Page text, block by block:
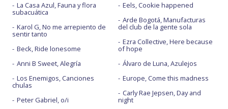
La Casa Azul, Fauna y flora
subacuática
Karol G, No me arrepiento de
sentir tanto
Beck, Ride lonesome
Anni B Sweet, Alegría
Los Enemigos, Canciones
chulas
Peter Gabriel, o/i
Eels, Cookie happened
Arde Bogotá, Manufacturas
del club de la gente sola
Ezra Collective, Here because
of hope
Álvaro de Luna, Azulejos
Europe, Come this madness
Carly Rae Jepsen, Day and
night